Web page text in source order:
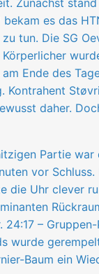
Zunächst
es das
tun. Die SG
Ende des
Kontrahent
daher.
Partie
vor Schluss.
die Uhr clever
24:17 –
wurde
Baum ein